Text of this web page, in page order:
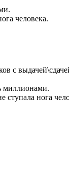
человека.
с
миллионами.
ступала нога